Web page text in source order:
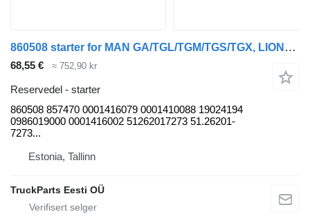
860508 starter for MAN GA/TGL/TGM/TGS/TGX, LIONS CITY buss
68,55 € ≈ 752,90 kr
Reservedel - starter
860508 857470 0001416079 0001410088 19024194
0986019000 0001416002 51262017273 51.26201-
7273...
Estonia, Tallinn
TruckParts Eesti OÜ